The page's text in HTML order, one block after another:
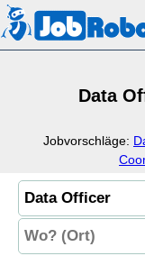
Data
Jobvorschläge: